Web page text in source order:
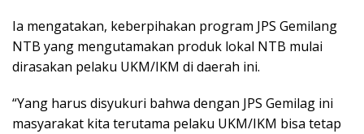
Ia mengatakan, keberpihakan program JPS Gemilang
NTB yang mengutamakan produk lokal NTB mulai
dirasakan pelaku UKM/IKM di daerah ini.
“Yang harus disyukuri bahwa dengan JPS Gemilag ini
masyarakat kita terutama pelaku UKM/IKM bisa tetap